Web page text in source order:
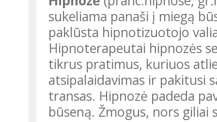
sukeliama panaši į miegą
paklūsta hipnotizuotojo
Hipnoterapeutai hipnozės
tikrus pratimus, kuriuos
atsipalaidavimas ir pakitusi
transas. Hipnozė padeda
būseną. Žmogus, nors giliai